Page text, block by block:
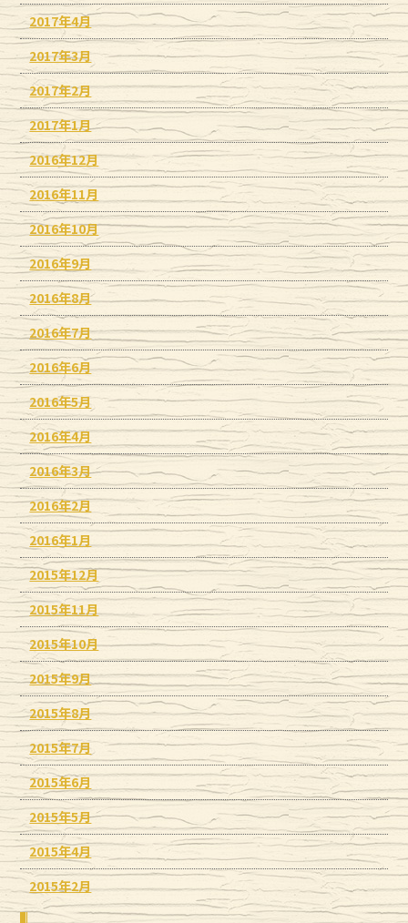
2017年4月
2017年3月
2017年2月
2017年1月
2016年12月
2016年11月
2016年10月
2016年9月
2016年8月
2016年7月
2016年6月
2016年5月
2016年4月
2016年3月
2016年2月
2016年1月
2015年12月
2015年11月
2015年10月
2015年9月
2015年8月
2015年7月
2015年6月
2015年5月
2015年4月
2015年2月